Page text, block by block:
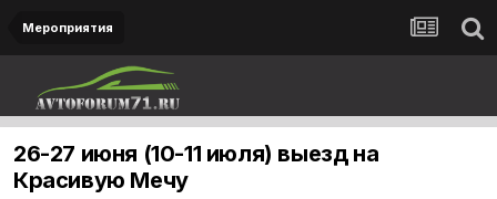
Мероприятия
26-27 июня (10-11 июля) выезд на
Красивую Мечу